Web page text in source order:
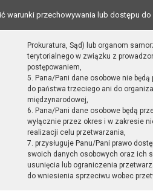
warunki przechowywania lub dostępu
Prokuratura, Sąd) lub organom
terytorialnego w związku z
postępowaniem,
5. Pana/Pani dane osobowe nie będą
do państwa trzeciego ani do
międzynarodowej,
6. Pana/Pani dane osobowe będą
wyłącznie przez okres i w zakresie
realizacji celu przetwarzania,
7. przysługuje Panu/Pani prawo
swoich danych osobowych oraz ich
usunięcia lub ograniczenia
do wniesienia sprzeciwu wobec